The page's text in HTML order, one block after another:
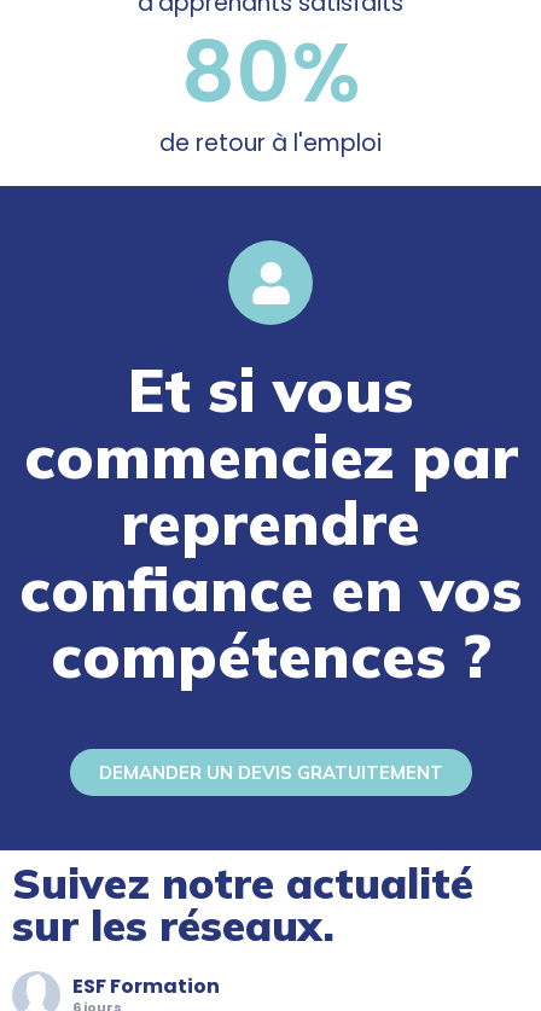
de retour à l'emploi
80%
Et si vous
commenciez par
reprendre
confiance en vos
compétences ?
DEMANDER UN DEVIS GRATUITEMENT
Suivez notre actualité
sur les réseaux.
ESF Formation